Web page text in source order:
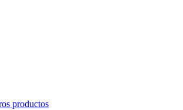
productos